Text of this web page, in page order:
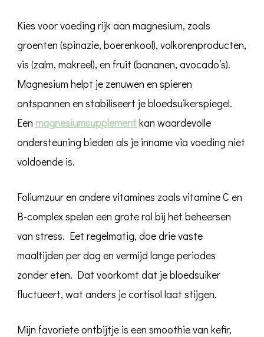
Kies voor voeding rijk aan magnesium, zoals
groenten (spinazie, boerenkool), volkorenproducten,
vis (zalm, makreel), en fruit (bananen, avocado’s).
Magnesium helpt je zenuwen en spieren
ontspannen en stabiliseert je bloedsuikerspiegel.
Een magnesiumsupplementkan waardevolle
ondersteuning bieden als je inname via voeding niet
voldoende is.
Foliumzuur en andere vitamines zoals vitamine C en
B-complex spelen een grote rol bij het beheersen
van stress. Eet regelmatig, doe drie vaste
maaltijden per dag en vermijd lange periodes
zonder eten. Dat voorkomt dat je bloedsuiker
fluctueert, wat anders je cortisol laat stijgen.
Mijn favoriete ontbijtje is een smoothie van kefir,